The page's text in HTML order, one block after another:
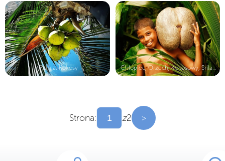
Palma, Kokosy Chłopiec, Orzech, Kokosowy, Srilanka
Strona: z2 >